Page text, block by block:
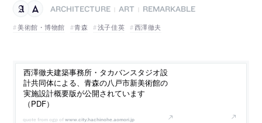
ARCHITECTURE ART
REMARKABLE
美術館・博物館
青森 浅子佳英 西澤徹夫
西澤徹夫建築事務所・タカバンスタジオ設
計共同体による、青森の八戸市新美術館の
実施設計概要版が公開されています
（PDF）
www.city.hachinohe.aomori.jp